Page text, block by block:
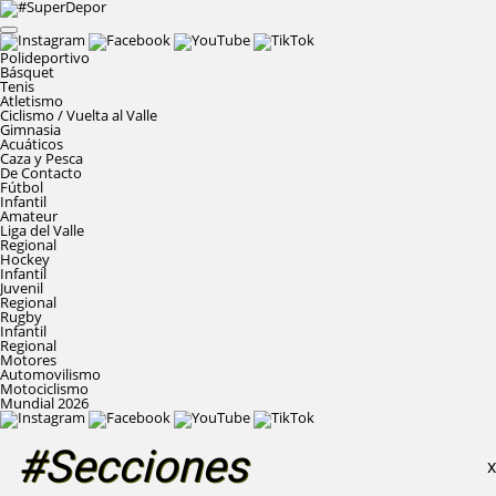
Polideportivo
Básquet
Tenis
Atletismo
Ciclismo / Vuelta al Valle
Gimnasia
Acuáticos
Caza y Pesca
De Contacto
Fútbol
Infantil
Amateur
Liga del Valle
Regional
Hockey
Infantil
Juvenil
Regional
Rugby
Infantil
Regional
Motores
Automovilismo
Motociclismo
Mundial 2026
#Secciones X